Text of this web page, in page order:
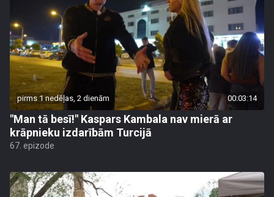
pirms 1 nedēļas, 2 dienām 00:03:14
"Man tā besī!" Kaspars Kambala nav mierā ar
krāpnieku izdarībām Turcijā
67. epizode